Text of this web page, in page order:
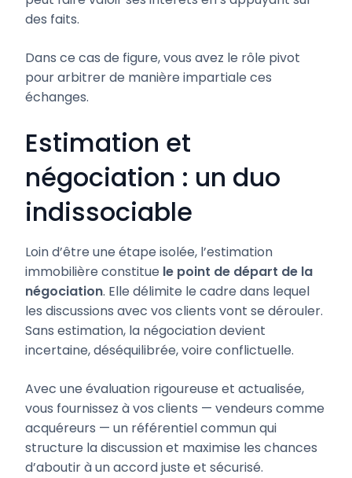
des faits.
Dans ce cas de figure, vous avez le rôle pivot
pour arbitrer de manière impartiale ces
échanges.
Estimation et
négociation : un duo
indissociable
Loin d’être une étape isolée, l’estimation
immobilière constitue le point de départ de la
négociation. Elle délimite le cadre dans lequel
les discussions avec vos clients vont se dérouler.
Sans estimation, la négociation devient
incertaine, déséquilibrée, voire conflictuelle.
Avec une évaluation rigoureuse et actualisée,
vous fournissez à vos clients — vendeurs comme
acquéreurs — un référentiel commun qui
structure la discussion et maximise les chances
d’aboutir à un accord juste et sécurisé.